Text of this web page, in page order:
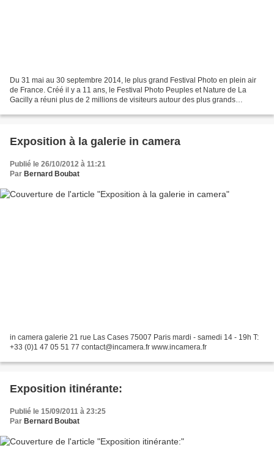
Du 31 mai au 30 septembre 2014, le plus grand Festival Photo en plein air
de France. Créé il y a 11 ans, le Festival Photo Peuples et Nature de La
Gacilly a réuni plus de 2 millions de visiteurs autour des plus grands
Exposition à la galerie in camera
Publié le 26/10/2012 à 11:21
Par Bernard Boubat
in camera galerie 21 rue Las Cases 75007 Paris mardi - samedi 14 - 19h T:
+33 (0)1 47 05 51 77 contact@incamera.fr www.incamera.fr
Exposition itinérante:
Publié le 15/09/2011 à 23:25
Par Bernard Boubat